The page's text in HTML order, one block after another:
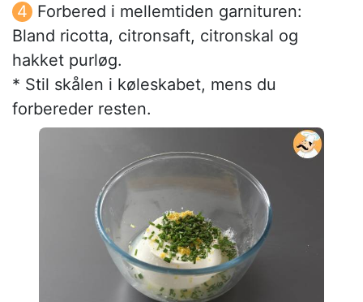
Forbered i mellemtiden garnituren:
Bland ricotta, citronsaft, citronskal og
hakket purløg.
* Stil skålen i køleskabet, mens du
forbereder resten.